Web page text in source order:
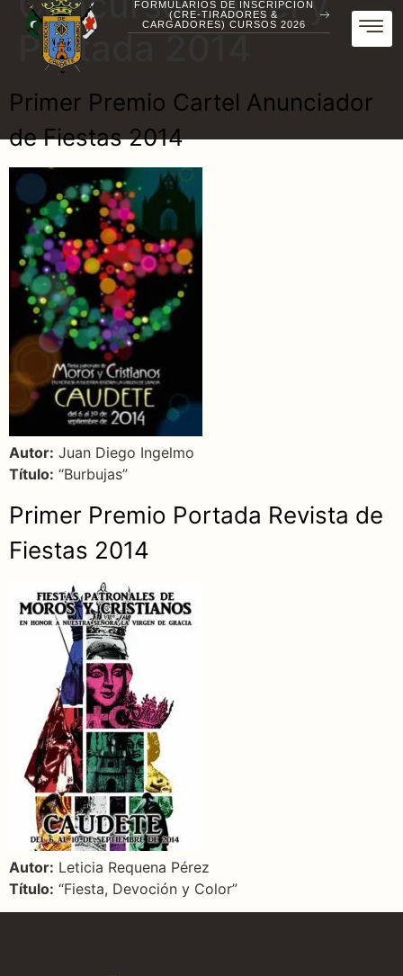
FORMULARIOS DE INSCRIPCIÓN
(CRE-TIRADORES &
CARGADORES) CURSOS 2026
Portada 2014
Primer Premio Cartel Anunciador
de Fiestas 2014
Autor: Juan Diego Ingelmo
Título: “Burbujas”
Primer Premio Portada Revista de
Fiestas 2014
Autor: Leticia Requena Pérez
Título: “Fiesta, Devoción y Color”